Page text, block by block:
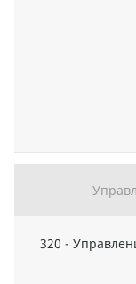
320 -